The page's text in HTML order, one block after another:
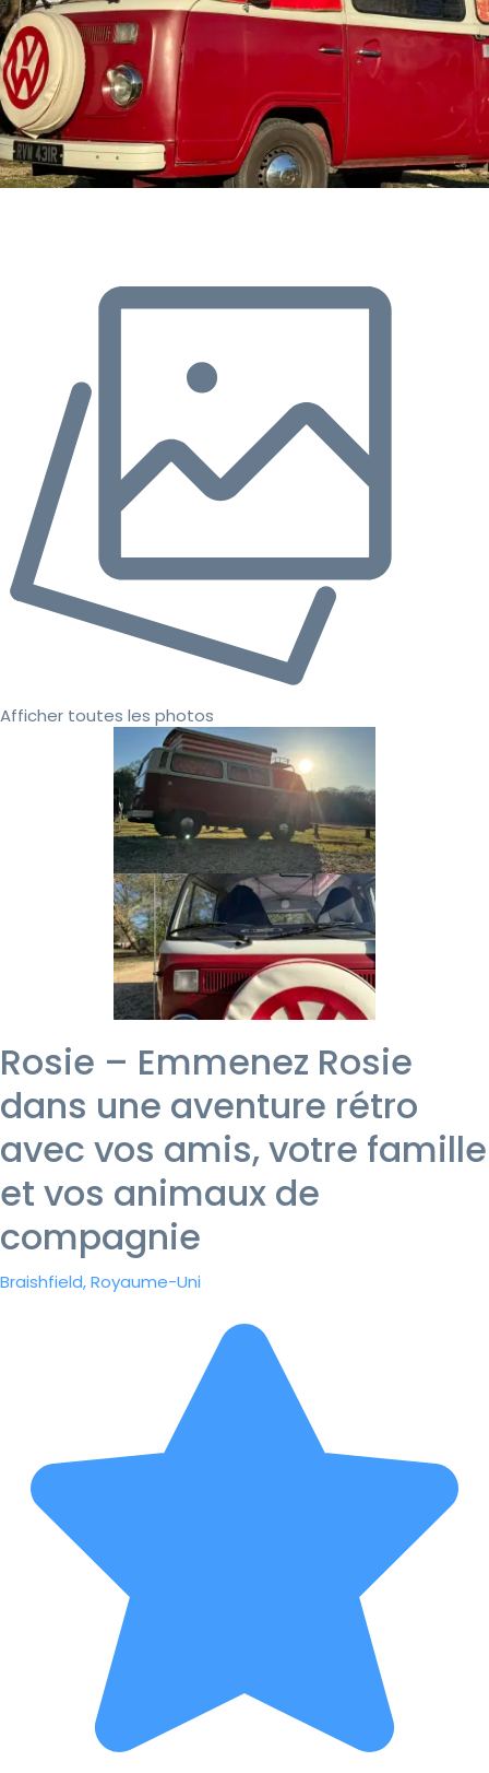
Afficher toutes les photos
Rosie – Emmenez Rosie
dans une aventure rétro
avec vos amis, votre famille
et vos animaux de
compagnie
Braishfield, Royaume-Uni